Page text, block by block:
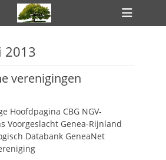
toggle
2013
verenigingen
Hoofdpagina CBG NGV-
Voorgeslacht Genea-Rijnland
Databank GeneaNet